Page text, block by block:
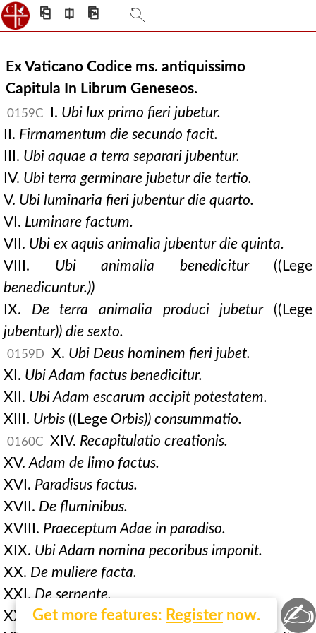
⎗ ⎅ ⎘
Ex Vaticano Codice ms. antiquissimo
Capitula In Librum Geneseos.
0159C I. Ubi lux primo fieri jubetur.
II. Firmamentum die secundo facit.
III. Ubi aquae a terra separari jubentur.
IV. Ubi terra germinare jubetur die tertio.
V. Ubi luminaria fieri jubentur die quarto.
VI. Luminare factum.
VII. Ubi ex aquis animalia jubentur die quinta.
VIII. Ubi animalia benedicitur((Lege
benedicuntur.))
IX. De terra animalia produci jubetur((Lege
jubentur)) die sexto.
0159D X. Ubi Deus hominem fieri jubet.
XI. Ubi Adam factus benedicitur.
XII. Ubi Adam escarum accipit potestatem.
XIII. Urbis ((Lege Orbis)) consummatio.
0160C XIV. Recapitulatio creationis.
XV. Adam de limo factus.
XVI. Paradisus factus.
XVII. De fluminibus.
XVIII. Praeceptum Adae in paradiso.
XIX. Ubi Adam nomina pecoribus imponit.
XX. De muliere facta.
XXI. De serpente.
XXII.Ubi se nudos viderunt Adam et Eva.
Get more features: Register now. ✍